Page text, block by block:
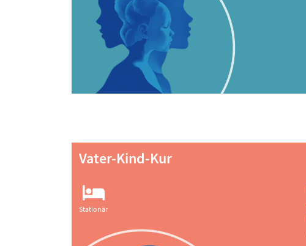
Vater-Kind-Kur
Stationär